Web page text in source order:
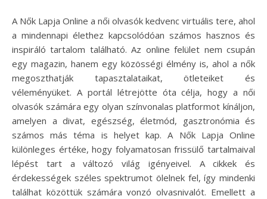
A Nők Lapja Online a női olvasók kedvenc virtuális tere, ahol
a mindennapi élethez kapcsolódóan számos hasznos és
inspiráló tartalom található. Az online felület nem csupán
egy magazin, hanem egy közösségi élmény is, ahol a nők
megoszthatják tapasztalataikat, ötleteiket és
véleményüket. A portál létrejötte óta célja, hogy a női
olvasók számára egy olyan színvonalas platformot kínáljon,
amelyen a divat, egészség, életmód, gasztronómia és
számos más téma is helyet kap. A Nők Lapja Online
különleges értéke, hogy folyamatosan frissülő tartalmaival
lépést tart a változó világ igényeivel. A cikkek és
érdekességek széles spektrumot ölelnek fel, így mindenki
találhat közöttük számára vonzó olvasnivalót. Emellett a